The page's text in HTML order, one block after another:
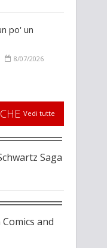
po' un
8/07/2026
Vedi tutte
Saga
and